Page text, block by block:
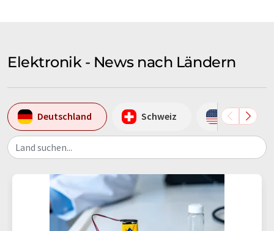
Elektronik - News nach Ländern
Deutschland Schweiz USA
Land suchen...